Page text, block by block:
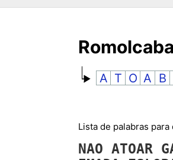
A T O A B
Lista de palabras
NAO ATOAR